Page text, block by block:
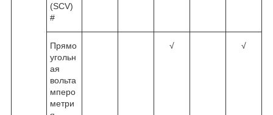
(SCV)
#
Прямо
угольн
ая
вольта
мперо
метри
√ √